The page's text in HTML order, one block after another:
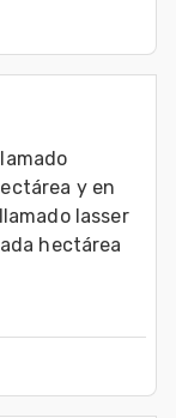
y en
lasser
hectárea